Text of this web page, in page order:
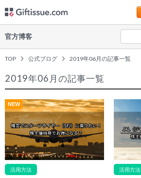
官方博客
TOP 公式ブログ 2019年06月の記事一覧
2019年06月の記事一覧
NEW
活用方法 活用方法